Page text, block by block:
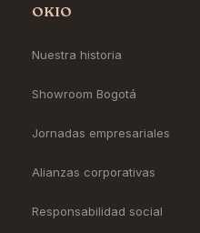
OKIO
Nuestra historia
Showroom Bogotá
Jornadas empresariales
Alianzas corporativas
Responsabilidad social